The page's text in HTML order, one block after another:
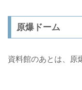
原爆ドーム
資料館のあとは、原